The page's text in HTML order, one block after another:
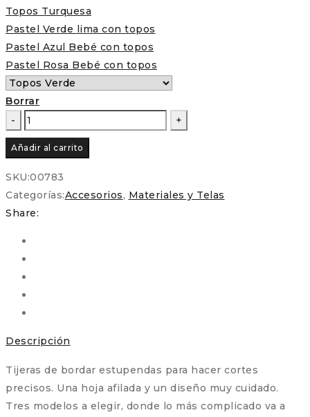
Topos Turquesa
Pastel Verde lima con topos
Pastel Azul Bebé con topos
Pastel Rosa Bebé con topos
Borrar
Tijeras
de
bordar
con
topitos
VARIOS
cantidad
Añadir al carrito
SKU:00783
Categorías:Accesorios, Materiales y Telas
Share:
Descripción
Tijeras de bordar estupendas para hacer cortes
precisos. Una hoja afilada y un diseño muy cuidado.
Tres modelos a elegir, donde lo más complicado va a